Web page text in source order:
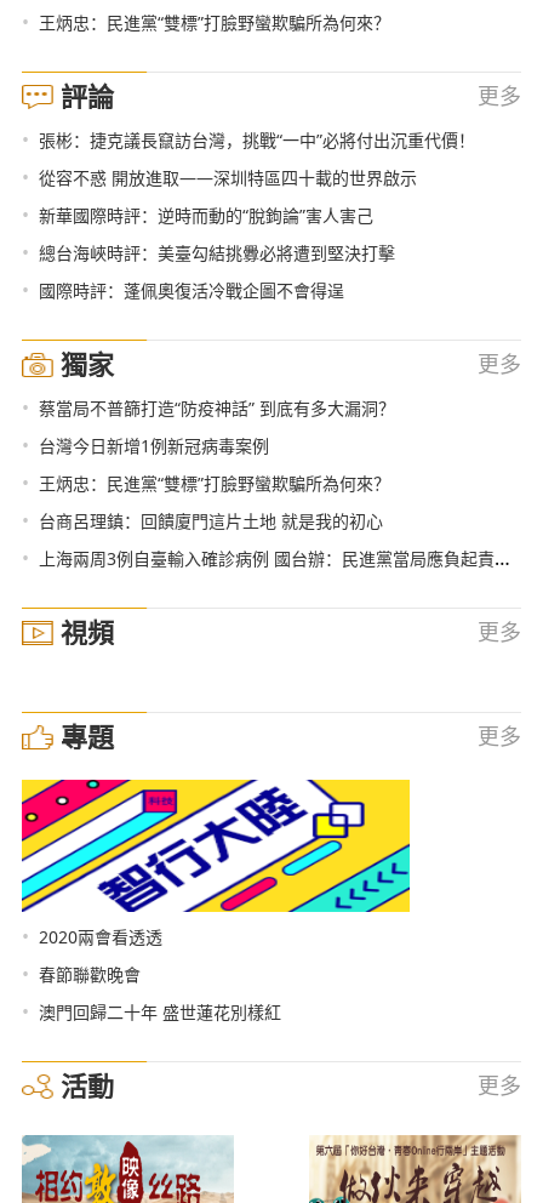
• 王炳忠：民進黨“雙標”打臉野蠻欺騙所為何來？
評論 更多
• 張彬：捷克議長竄訪台灣，挑戰“一中”必將付出沉重代價！
• 從容不惑 開放進取——深圳特區四十載的世界啟示
• 新華國際時評：逆時而動的“脫鉤論”害人害己
• 總台海峽時評：美臺勾結挑釁必將遭到堅決打擊
• 國際時評：蓬佩奧復活冷戰企圖不會得逞
獨家 更多
• 蔡當局不普篩打造“防疫神話” 到底有多大漏洞？
• 台灣今日新增1例新冠病毒案例
• 王炳忠：民進黨“雙標”打臉野蠻欺騙所為何來？
• 台商呂理鎮：回饋廈門這片土地 就是我的初心
• 上海兩周3例自臺輸入確診病例 國台辦：民進黨當局應負起責任 專業對待疫情防控
視頻 更多
專題 更多
• 2020兩會看透透
• 春節聯歡晚會
• 澳門回歸二十年 盛世蓮花別樣紅
活動 更多